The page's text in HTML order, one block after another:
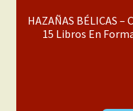
HAZAÑAS BÉLICAS –
15 Libros En